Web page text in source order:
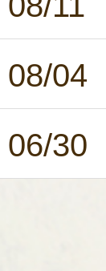
08/04
06/30